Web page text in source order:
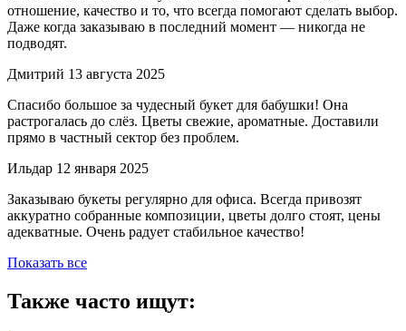
отношение, качество и то, что всегда помогают сделать выбор.
Даже когда заказываю в последний момент — никогда не
подводят.
Дмитрий 13 августа 2025
Спасибо большое за чудесный букет для бабушки! Она
растрогалась до слёз. Цветы свежие, ароматные. Доставили
прямо в частный сектор без проблем.
Ильдар 12 января 2025
Заказываю букеты регулярно для офиса. Всегда привозят
аккуратно собранные композиции, цветы долго стоят, цены
адекватные. Очень радует стабильное качество!
Показать все
Также часто ищут: